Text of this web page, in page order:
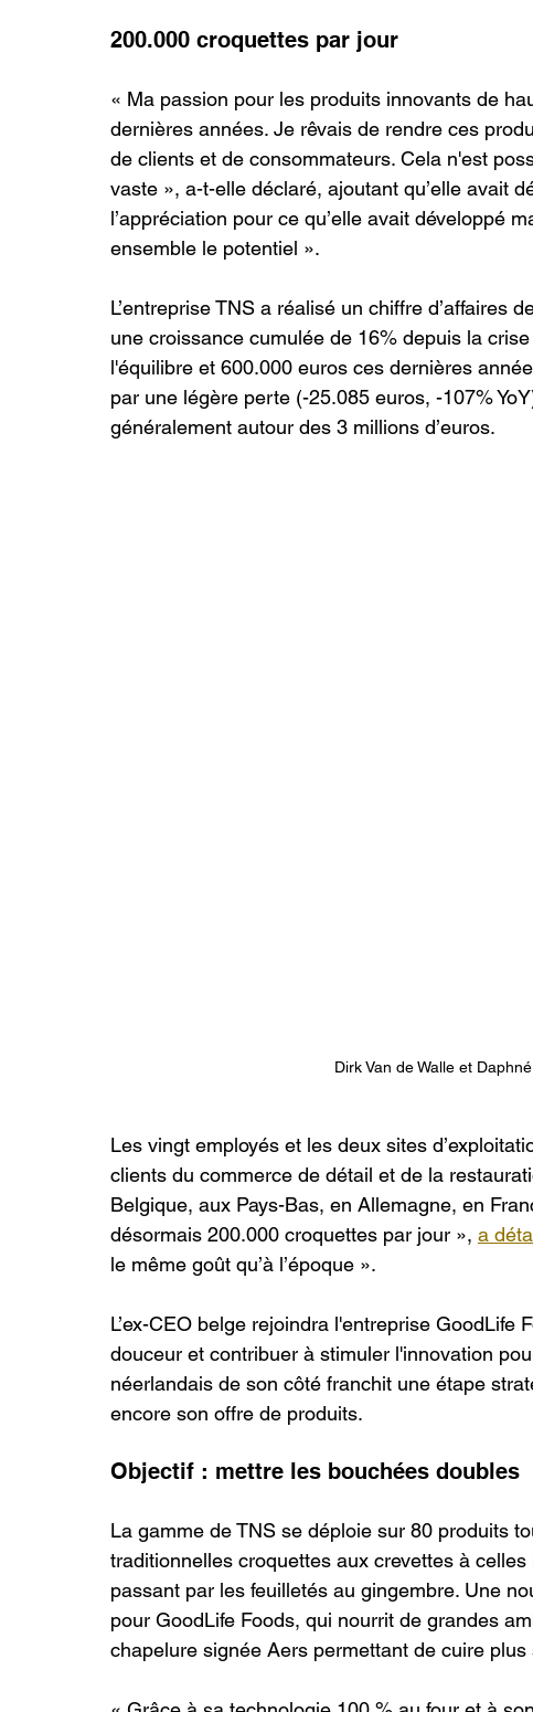
200.000 croquettes par jour
« Ma passion pour les produits innovants de
dernières années. Je rêvais de rendre ces
de clients et de consommateurs. Cela n'est
vaste », a-t-elle déclaré, ajoutant qu’elle avait
l’appréciation pour ce qu’elle avait développé
ensemble le potentiel ».
L’entreprise TNS a réalisé un chiffre d’affaires
une croissance cumulée de 16% depuis la
l'équilibre et 600.000 euros ces dernières
par une légère perte (-25.085 euros, -107%
généralement autour des 3 millions d’euros.
Dirk Van de Walle et
Les vingt employés et les deux sites
clients du commerce de détail et de la
Belgique, aux Pays-Bas, en Allemagne, en
désormais 200.000 croquettes par jour », a
le même goût qu’à l’époque ».
L’ex-CEO belge rejoindra l'entreprise GoodLife
douceur et contribuer à stimuler l'innovation
néerlandais de son côté franchit une étape
encore son offre de produits.
Objectif : mettre les bouchées doubles
La gamme de TNS se déploie sur 80 produits
traditionnelles croquettes aux crevettes à
passant par les feuilletés au gingembre. Une
pour GoodLife Foods, qui nourrit de grandes
chapelure signée Aers permettant de cuire